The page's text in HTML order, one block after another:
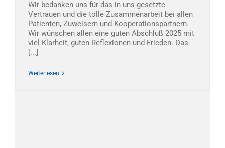
Wir bedanken uns für das in uns gesetzte
Vertrauen und die tolle Zusammenarbeit bei allen
Patienten, Zuweisern und Kooperationspartnern.
Wir wünschen allen eine guten Abschluß 2025 mit
viel Klarheit, guten Reflexionen und Frieden. Das
[...]
Weiterlesen